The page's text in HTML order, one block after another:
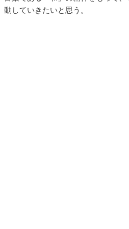
動していきたいと思う。